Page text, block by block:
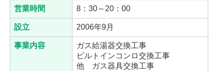
営業時間 8：30～20：00
設立 2006年9月
事業内容
ガス給湯器交換工事
ビルトインコンロ交換工事
他 ガス器具交換工事